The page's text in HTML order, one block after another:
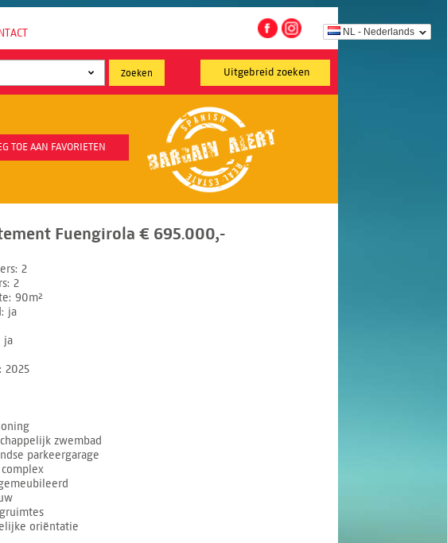
NL - Nederlands
Uitgebreid zoeken
TOE AAN FAVORIETEN
Fuengirola € 695.000,-
2
2
90m²
ja
ja
2025
zwembad
parkeergarage
oriëntatie